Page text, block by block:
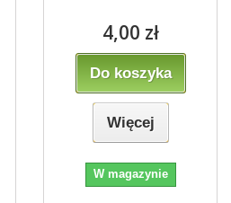
4,00 zł
Do koszyka
Więcej
W magazynie